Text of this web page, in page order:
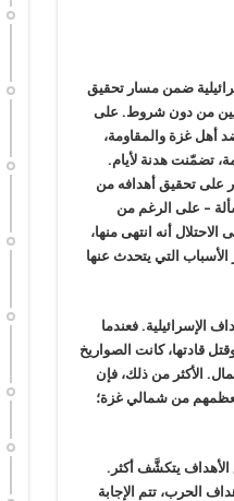
ضمن مسار تحقيق
من دون شروط. على
ضد أهل غزة والمقاومة،
تضمّنت هدنة لأيام.
على تحقيق أهدافه من
– على الرغم من
أنه انتهى منها،
التي يتحدث عنها
الإسرائيلية. فعندما
قادتها، كانت الصواريخ
الأكثر من ذلك، فإن
معظمهم من شمالي غزة؛
الأهداف يتكشَّف أكثر.
الحرب، تتم الإجابة